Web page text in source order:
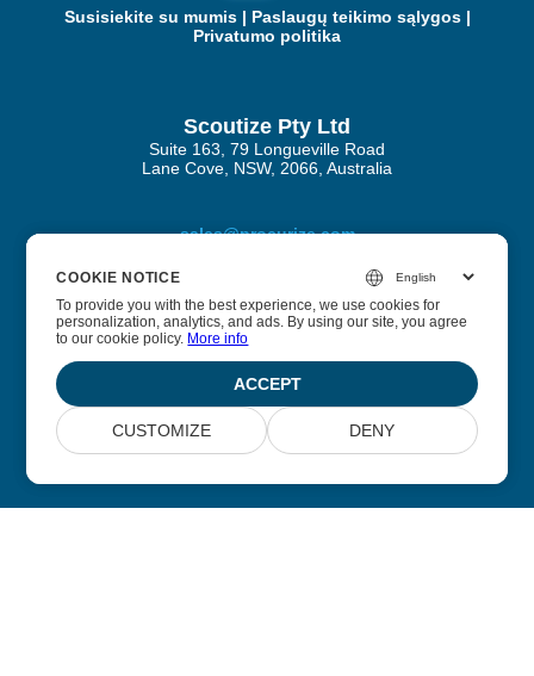
Susisiekite su mumis| Paslaugų teikimo sąlygos|
Privatumo politika
Scoutize Pty Ltd
Suite 163, 79 Longueville Road
Lane Cove, NSW, 2066, Australia
sales@procurize.com
Apie Procurize AI
© 2026 Scoutize Pty Ltd
COOKIE NOTICE
To provide you with the best experience, we use cookies for
personalization, analytics, and ads. By using our site, you agree
to our cookie policy. More info
ACCEPT
CUSTOMIZE DENY
COOKIE NOTICE
To provide you with the best experience, we use cookies for
personalization, analytics, and ads. By using our site, you agree
to our cookie policy. More info
ACCEPT
CUSTOMIZE DENY